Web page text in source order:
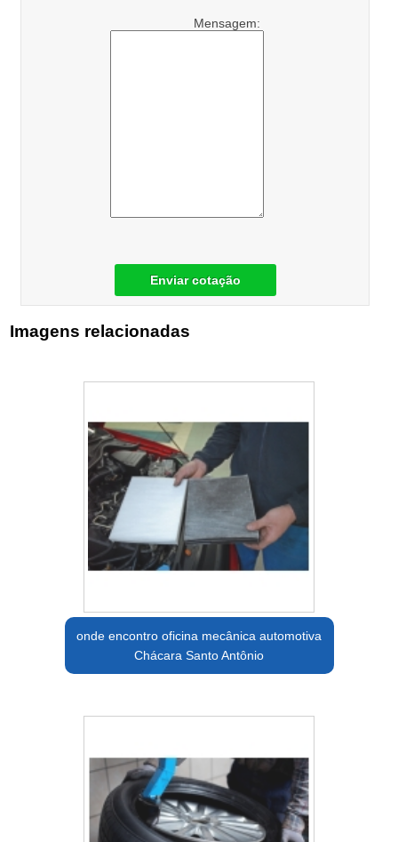
Mensagem:
Enviar cotação
Imagens relacionadas
onde encontro oficina mecânica automotiva
Chácara Santo Antônio